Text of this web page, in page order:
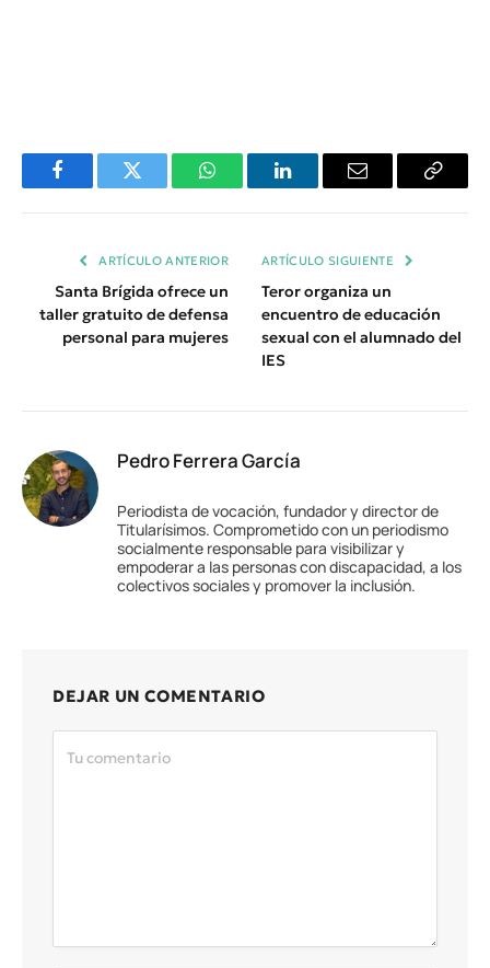
FacebookTwitter WhatsAppLinkedInEmail
Copiar
ARTÍCULO ANTERIOR
Santa Brígida ofrece un
taller gratuito de defensa
personal para mujeres
ARTÍCULO SIGUIENTE
Teror organiza un
encuentro de educación
sexual con el alumnado del
IES
Pedro Ferrera García
Periodista de vocación, fundador y director de
Titularísimos. Comprometido con un periodismo
socialmente responsable para visibilizar y
empoderar a las personas con discapacidad, a los
colectivos sociales y promover la inclusión.
DEJAR UN COMENTARIO